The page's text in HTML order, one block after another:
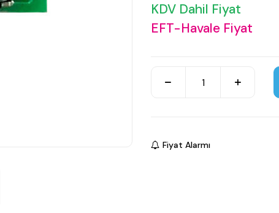
KDV Dahil Fiyat
EFT-Havale Fiyat
Fiyat Alarmı